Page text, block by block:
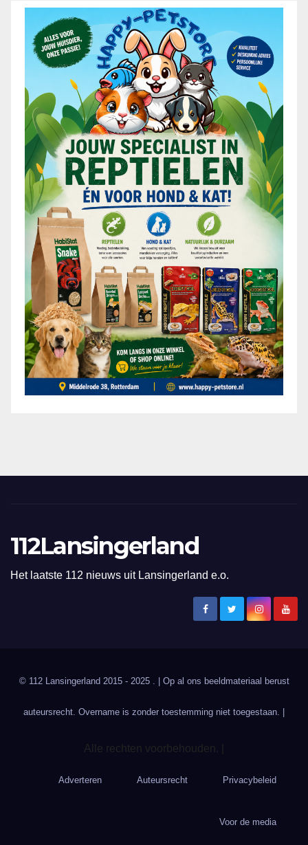
112Lansingerland
Het laatste 112 nieuws uit Lansingerland e.o.
© 112 Lansingerland 2015 - 2025 . | Op al ons beeldmateriaal berust
auteursrecht. Overname is zonder toestemming niet toegestaan. |
Alle rechten voorbehouden. |
Adverteren Auteursrecht Privacybeleid
Voor de media